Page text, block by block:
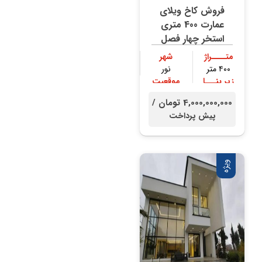
فروش کاخ ویلای
عمارت 400 متری
استخر چهار فصل
متــــراژ
۴۰۰ متر
شهر
نور
زیر بنـــا
موقعیت
4,000,000,000 تومان /
پیش پرداخت
ویژه